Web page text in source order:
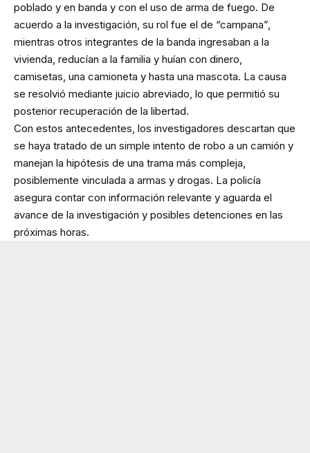
poblado y en banda y con el uso de arma de fuego. De
acuerdo a la investigación, su rol fue el de “campana”,
mientras otros integrantes de la banda ingresaban a la
vivienda, reducían a la familia y huían con dinero,
camisetas, una camioneta y hasta una mascota. La causa
se resolvió mediante juicio abreviado, lo que permitió su
posterior recuperación de la libertad.
Con estos antecedentes, los investigadores descartan que
se haya tratado de un simple intento de robo a un camión y
manejan la hipótesis de una trama más compleja,
posiblemente vinculada a armas y drogas. La policía
asegura contar con información relevante y aguarda el
avance de la investigación y posibles detenciones en las
próximas horas.